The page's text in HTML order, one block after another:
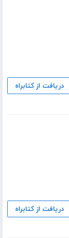
دریافت از کتابراه
دریافت از کتابراه